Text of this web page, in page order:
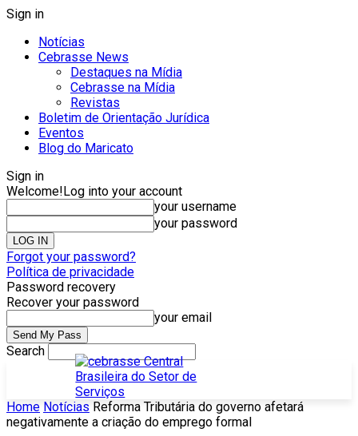
Sign in
Notícias
Cebrasse News
Destaques na Mídia
Cebrasse na Mídia
Revistas
Boletim de Orientação Jurídica
Eventos
Blog do Maricato
Sign in
Welcome!Log into your account
your username
your password
Forgot your password?
Política de privacidade
Password recovery
Recover your password
your email
Search
Home Notícias Reforma Tributária do governo afetará
negativamente a criação do emprego formal